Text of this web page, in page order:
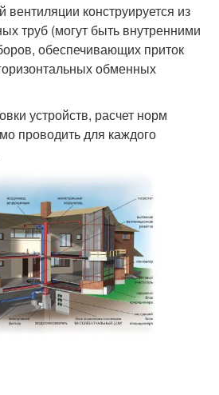
вентиляции конструируется из
труб (могут быть внутренними
обеспечивающих приток
обменных
устройств, расчет норм
проводить для каждого